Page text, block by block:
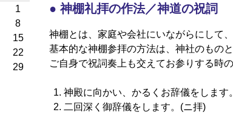
1
8
15
22
29
神棚礼拝の作法／神道の祝詞
神棚とは、家庭や会社にいながらにして
基本的な神棚参拝の方法は、神社のもの
ご自身で祝詞奏上も交えてお参りする時
神殿に向かい、かるくお辞儀をします。
二回深く御辞儀をします。(ニ拝)